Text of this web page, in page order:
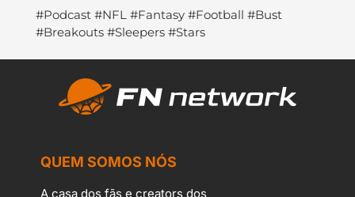
#Podcast #NFL #Fantasy #Football #Bust
#Breakouts #Sleepers #Stars
QUEM SOMOS NÓS
A casa dos fãs e creators dos